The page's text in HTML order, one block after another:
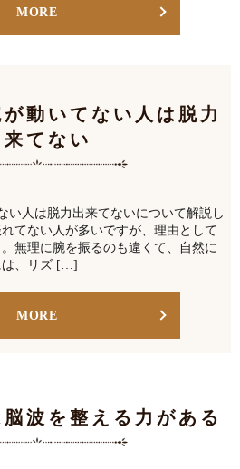
MORE
動いてない人は脱力
来てない
い人は脱力出来てないについて解説し
てない人が多いですが、理由として
無理に腕を振るのも違くて、自然に
は、リズ […]
MORE
波を整える力がある